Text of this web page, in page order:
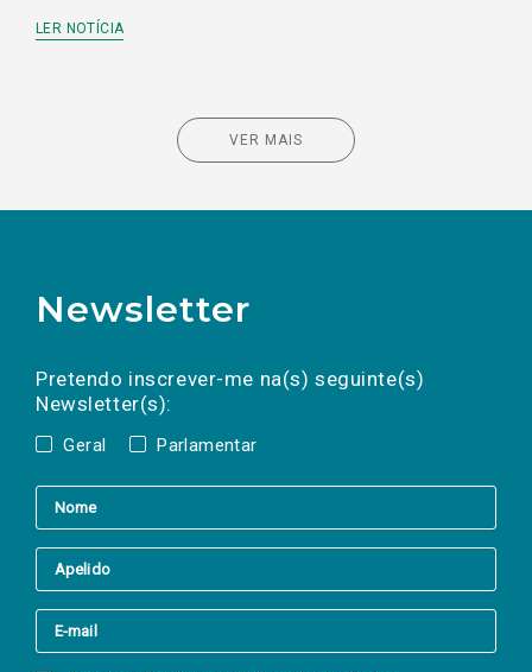
LER NOTÍCIA
VER MAIS
Newsletter
Pretendo inscrever-me na(s) seguinte(s)
Newsletter(s):
Geral Parlamentar
a(s) newsletter(s).
mail